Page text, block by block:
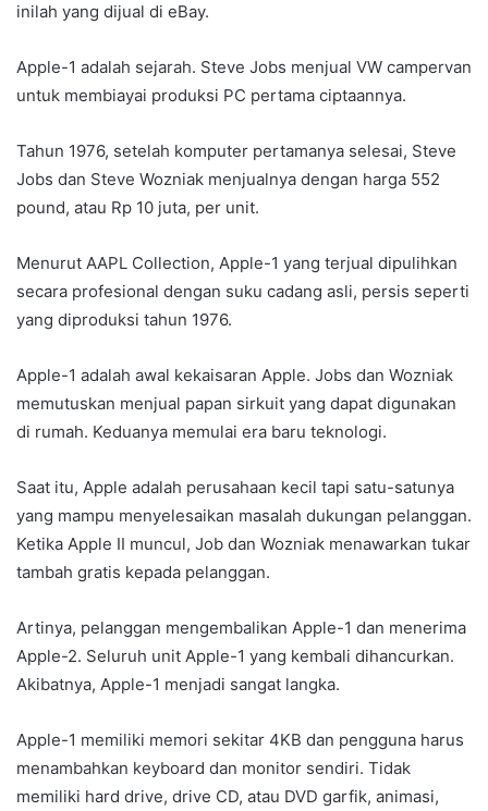
inilah yang dijual di eBay.
Apple-1 adalah sejarah. Steve Jobs menjual VW campervan
untuk membiayai produksi PC pertama ciptaannya.
Tahun 1976, setelah komputer pertamanya selesai, Steve
Jobs dan Steve Wozniak menjualnya dengan harga 552
pound, atau Rp 10 juta, per unit.
Menurut AAPL Collection, Apple-1 yang terjual dipulihkan
secara profesional dengan suku cadang asli, persis seperti
yang diproduksi tahun 1976.
Apple-1 adalah awal kekaisaran Apple. Jobs dan Wozniak
memutuskan menjual papan sirkuit yang dapat digunakan
di rumah. Keduanya memulai era baru teknologi.
Saat itu, Apple adalah perusahaan kecil tapi satu-satunya
yang mampu menyelesaikan masalah dukungan pelanggan.
Ketika Apple II muncul, Job dan Wozniak menawarkan tukar
tambah gratis kepada pelanggan.
Artinya, pelanggan mengembalikan Apple-1 dan menerima
Apple-2. Seluruh unit Apple-1 yang kembali dihancurkan.
Akibatnya, Apple-1 menjadi sangat langka.
Apple-1 memiliki memori sekitar 4KB dan pengguna harus
menambahkan keyboard dan monitor sendiri. Tidak
memiliki hard drive, drive CD, atau DVD garfik, animasi,